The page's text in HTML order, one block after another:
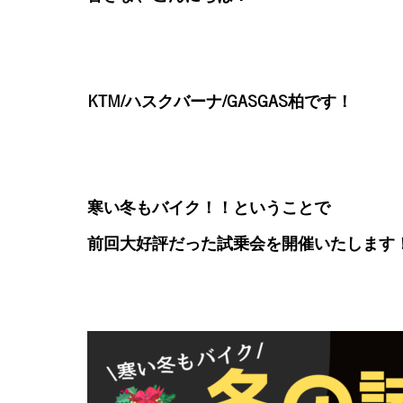
KTM/ハスクバーナ/GASGAS柏です！
寒い冬もバイク！！ということで
前回大好評だった試乗会を開催いたします